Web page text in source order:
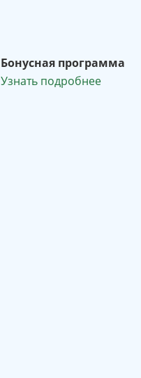
Бонусная программа
Узнать подробнее